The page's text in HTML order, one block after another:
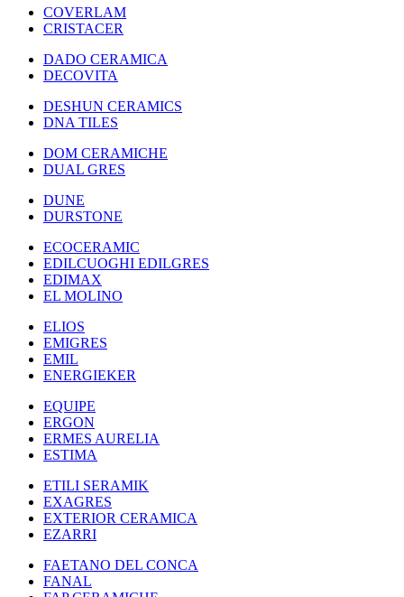
COVERLAM
CRISTACER
DADO CERAMICA
DECOVITA
DESHUN CERAMICS
DNA TILES
DOM CERAMICHE
DUAL GRES
DUNE
DURSTONE
ECOCERAMIC
EDILCUOGHI EDILGRES
EDIMAX
EL MOLINO
ELIOS
EMIGRES
EMIL
ENERGIEKER
EQUIPE
ERGON
ERMES AURELIA
ESTIMA
ETILI SERAMIK
EXAGRES
EXTERIOR CERAMICA
EZARRI
FAETANO DEL CONCA
FANAL